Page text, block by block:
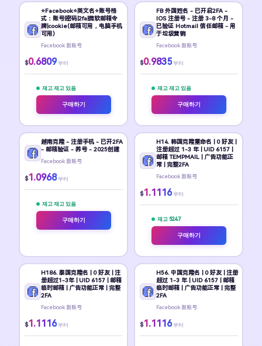
⭐Facebook⭐英文名⭐账号格
式：账号|密码|2fa|微软邮箱令
牌|cookie(邮箱可用，电脑手机
可用)
Facebook 新账号
$0.6809 부터
재고 재고 있음
구매하기
FB 外国姓名 - 已开启2FA -
IOS 注册号 - 注册 3-8 个月 -
已验证 Hotmail 信任邮箱 - 用
于垃圾营销
Facebook 新账号
$0.9835 부터
재고 재고 있음
구매하기
越南克隆 - 注册手机 - 已开2FA
- 邮箱验证 - 养号 - 2025创建
Facebook 新账号
$1.0968 부터
재고 재고 있음
구매하기
H14. 韩国克隆重命名 | 0 好友 |
注册超过 1-3 年 | UID 6157 |
邮箱 TEMPMAIL | 广告功能正
常 | 完整2FA
Facebook 新账号
$1.1116 부터
재고 5247
구매하기
H186. 泰国克隆名 | 0 好友 | 注
册超过1-3年 | UID 6157 | 邮箱
临时邮箱 | 广告功能正常 | 完整
2FA
Facebook 新账号
$1.1116 부터
H56. 中国克隆名 | 0 好友 | 注册
超过 1-3 年 | UID 6157 | 邮箱
临时邮箱 | 广告功能正常 | 完整
2FA
Facebook 新账号
$1.1116 부터